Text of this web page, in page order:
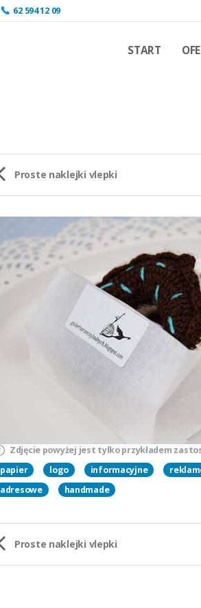
62 594 12 09
START
Proste naklejki vlepki
Zdjęcie powyżej jest tylko przykładem
papier
logo informacyjne
adresowe
handmade
Proste naklejki vlepki